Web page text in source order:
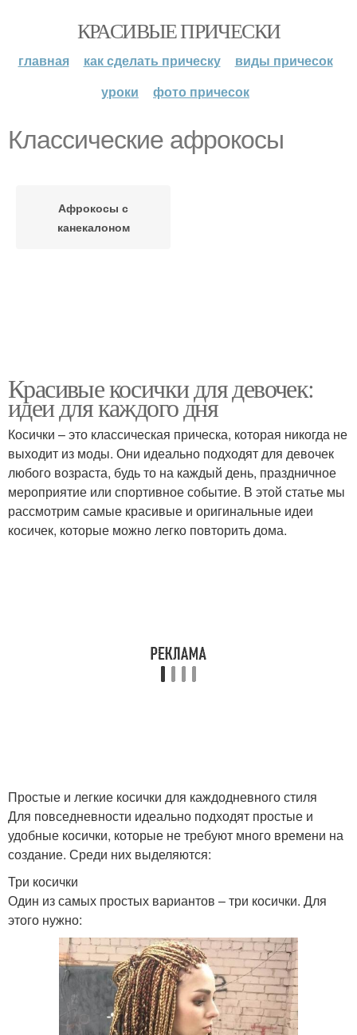
КРАСИВЫЕ ПРИЧЕСКИ
главная как сделать прическу
виды причесок
уроки
фото причесок
Классические афрокосы
Афрокосы с
канекалоном
Красивые косички для девочек:
идеи для каждого дня
Косички – это классическая прическа, которая никогда не
выходит из моды. Они идеально подходят для девочек
любого возраста, будь то на каждый день, праздничное
мероприятие или спортивное событие. В этой статье мы
рассмотрим самые красивые и оригинальные идеи
косичек, которые можно легко повторить дома.
Простые и легкие косички для каждодневного стиля
Для повседневности идеально подходят простые и
удобные косички, которые не требуют много времени на
создание. Среди них выделяются:
Три косички
Один из самых простых вариантов – три косички. Для
этого нужно: